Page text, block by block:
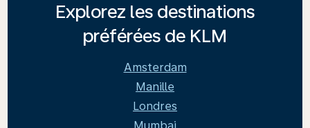
Explorez les destinations
préférées de KLM
Amsterdam
Manille
Londres